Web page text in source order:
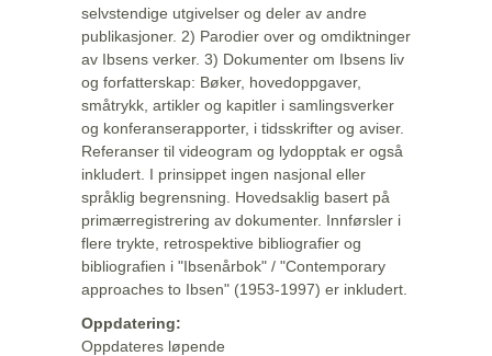
selvstendige utgivelser og deler av andre
publikasjoner. 2) Parodier over og omdiktninger
av Ibsens verker. 3) Dokumenter om Ibsens liv
og forfatterskap: Bøker, hovedoppgaver,
småtrykk, artikler og kapitler i samlingsverker
og konferanserapporter, i tidsskrifter og aviser.
Referanser til videogram og lydopptak er også
inkludert. I prinsippet ingen nasjonal eller
språklig begrensning. Hovedsaklig basert på
primærregistrering av dokumenter. Innførsler i
flere trykte, retrospektive bibliografier og
bibliografien i "Ibsenårbok" / "Contemporary
approaches to Ibsen" (1953-1997) er inkludert.
Oppdatering:
Oppdateres løpende